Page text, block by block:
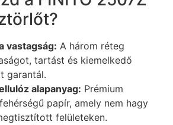
vastagság: A három réteg
tartást és kiemelkedő
garantál.
alapanyag: Prémium
papír, amely nem hagy
felületeken.